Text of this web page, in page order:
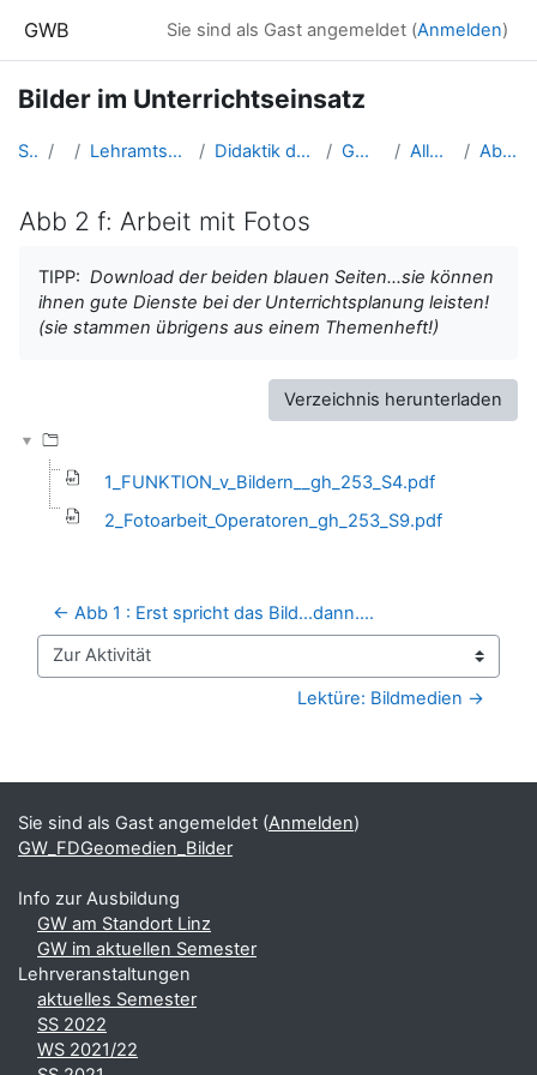
GWB Sie sind als Gast angemeldet (Anmelden)
Bilder im Unterrichtseinsatz
Startseite Kurse Lehramtsausbildung GW im Cluster Österreich Mitte Didaktik der Geo- und Wirtschaftsmedien (GW B 5.2) GW_FDGeomedien_Bilder Allgemeine Informationen Abb 2 f: Arbeit mit Fotos
Abb 2 f: Arbeit mit Fotos
TIPP: Download der beiden blauen Seiten...sie können
ihnen gute Dienste bei der Unterrichtsplanung leisten!
(sie stammen übrigens aus einem Themenheft!)
Verzeichnis herunterladen
1_FUNKTION_v_Bildern__gh_253_S4.pdf
2_Fotoarbeit_Operatoren_gh_253_S9.pdf
← Abb 1 : Erst spricht das Bild...dann....
Zur Aktivität
Lektüre: Bildmedien →
Ergänzungsblöcke
Sie sind als Gast angemeldet (Anmelden)
GW_FDGeomedien_Bilder
Info zur Ausbildung
GW am Standort Linz
GW im aktuellen Semester
Lehrveranstaltungen
aktuelles Semester
SS 2022
WS 2021/22